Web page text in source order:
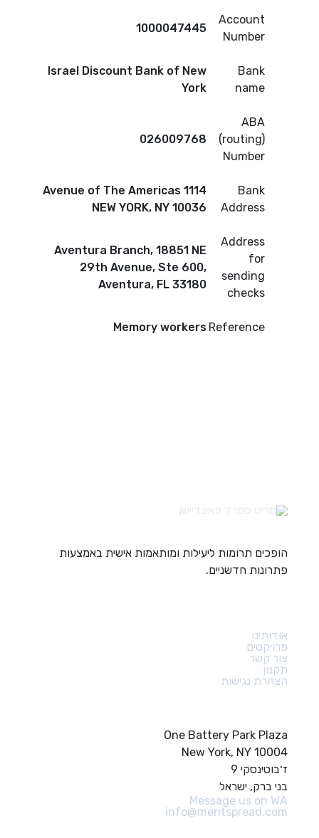
Account
Number
1000047445
Bank
name
Israel Discount Bank of New
York
ABA
(routing)
Number
026009768
Bank
Address
1114 Avenue of The Americas
NEW YORK, NY 10036
Address
for
sending
checks
Aventura Branch, 18851 NE
29th Avenue, Ste 600,
Aventura, FL 33180
Reference
Memory workers
הופכים תרומות ליעילות ומותאמות אישית באמצעות
פתרונות חדשניים.
אודותינו
פרויקטים
צור קשר
תקנון
הצהרת נגישות
One Battery Park Plaza
New York, NY 10004
ז׳בוטינסקי 9
בני ברק, ישראל
Message us on WA
info@meritspread.com